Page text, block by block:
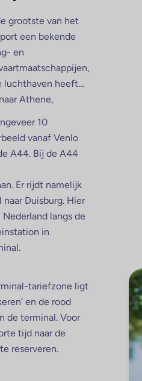
grootste van het
een bekende
en
luchthaven heeft
Athene,
10
vanaf Venlo
A44. Bij de A44
Er rijdt namelijk
Duisburg. Hier
langs de
in
tariefzone ligt
en de rood
de terminal. Voor
tijd naar de
reserveren.